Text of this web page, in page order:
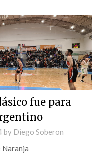
fue para
by Diego Soberon
Naranja